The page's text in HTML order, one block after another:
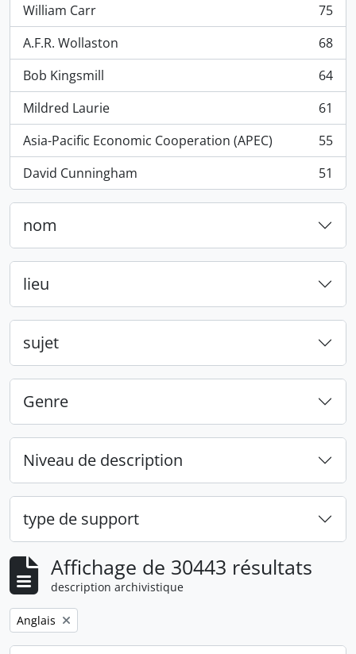
William Carr
, 75 résultats
75
A.F.R. Wollaston
, 68 résultats
68
Bob Kingsmill
, 64 résultats
64
Mildred Laurie
, 61 résultats
61
Asia-Pacific Economic Cooperation (APEC)
, 55 résultats
55
David Cunningham
, 51 résultats 51
nom
lieu
sujet
Genre
Niveau de description
type de support
Affichage de 30443 résultats
description archivistique
Remove filter:
Anglais